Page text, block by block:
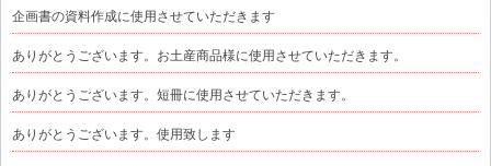
企画書の資料作成に使用させていただきます
ありがとうございます。お土産商品様に使用させていただきます。
ありがとうございます。短冊に使用させていただきます。
ありがとうございます。使用致します